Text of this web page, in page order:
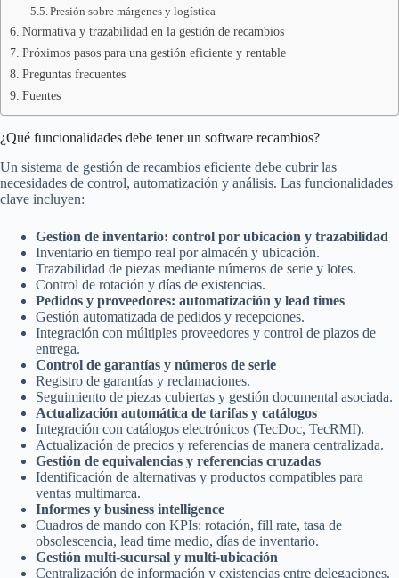
Presión sobre márgenes y logística
Normativa y trazabilidad en la gestión de recambios
Próximos pasos para una gestión eficiente y rentable
Preguntas frecuentes
Fuentes
¿Qué funcionalidades debe tener un software recambios?
Un sistema de gestión de recambios eficiente debe cubrir las
necesidades de control, automatización y análisis. Las funcionalidades
clave incluyen:
Gestión de inventario: control por ubicación y trazabilidad
Inventario en tiempo real por almacén y ubicación.
Trazabilidad de piezas mediante números de serie y lotes.
Control de rotación y días de existencias.
Pedidos y proveedores: automatización y lead times
Gestión automatizada de pedidos y recepciones.
Integración con múltiples proveedores y control de plazos de
entrega.
Control de garantías y números de serie
Registro de garantías y reclamaciones.
Seguimiento de piezas cubiertas y gestión documental asociada.
Actualización automática de tarifas y catálogos
Integración con catálogos electrónicos (TecDoc, TecRMI).
Actualización de precios y referencias de manera centralizada.
Gestión de equivalencias y referencias cruzadas
Identificación de alternativas y productos compatibles para
ventas multimarca.
Informes y business intelligence
Cuadros de mando con KPIs: rotación, fill rate, tasa de
obsolescencia, lead time medio, días de inventario.
Gestión multi-sucursal y multi-ubicación
Centralización de información y existencias entre delegaciones.